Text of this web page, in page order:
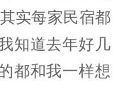
实每家民宿都
知道去年好几
都和我一样想